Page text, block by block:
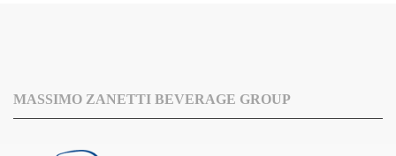
MASSIMO ZANETTI BEVERAGE GROUP